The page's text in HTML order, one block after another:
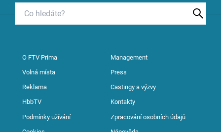
O FTV Prima Management
Volná místa Press
Reklama Castingy a výzvy
HbbTV Kontakty
Podmínky užívání Zpracování osobních údajů